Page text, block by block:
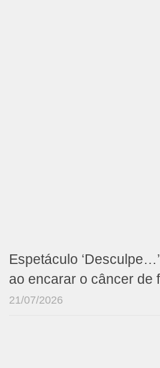
Espetáculo
ao encarar o câncer de
21/07/2026